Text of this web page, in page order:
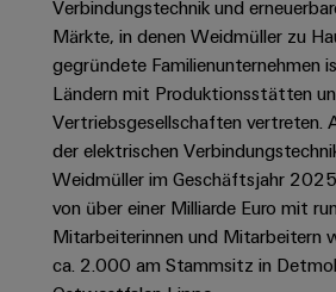
Energiespeicher
Lösungen
und
Produkte
Energiespeichersysteme
(ESS)
Energieübertragung
und
Industrial
5G
Single
Pair
Ethernet
Schaltschrank-
und
komponenten
Anschlussleitungen,
Patchkabel
und
Kabel
SPS
Systemverkabelung
&
easyConnect
-
Ihre
Industrial
Service
Platform
Connectivity
Consulting
Partner
Vertrieb
Großhandelssuche
News
Messen
Weidmüller
Academy
People
&
Culture
Compliance
Weidmüller
Praktika
Abschlussarbeiten
Neuanfang
für
Studienabbrecher
Offene
Stellen
Verbindungstechnik und
Märkte, in denen Weidmüller zu
gegründete Familienunternehmen
Ländern mit Produktionsstätten
Vertriebsgesellschaften vertreten.
der elektrischen
Weidmüller im Geschäftsjahr
von über einer Milliarde Euro mit
Mitarbeiterinnen und Mitarbeitern
ca. 2.000 am Stammsitz in